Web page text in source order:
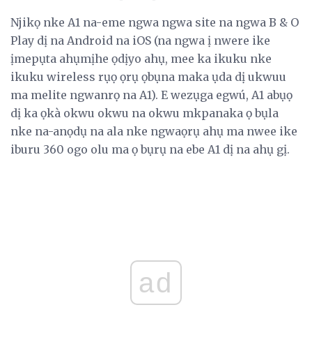
Njikọ nke A1 na-eme ngwa ngwa site na ngwa B & O
Play dị na Android na iOS (na ngwa ị nwere ike
ịmepụta ahụmịhe ọdịyo ahụ, mee ka ikuku nke
ikuku wireless rụọ ọrụ ọbụna maka ụda dị ukwuu
ma melite ngwanrọ na A1). E wezụga egwú, A1 abụọ
dị ka ọkà okwu okwu na okwu mkpanaka ọ bụla
nke na-anọdụ na ala nke ngwaọrụ ahụ ma nwee ike
iburu 360 ogo olu ma ọ bụrụ na ebe A1 dị na ahụ gị.
ad